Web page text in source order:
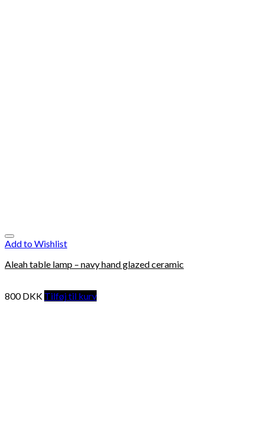
Add to Wishlist
Aleah table lamp – navy hand glazed ceramic
800DKK Tilføj til kurv